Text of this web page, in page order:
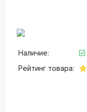
Наличие:
Рейтинг товара: